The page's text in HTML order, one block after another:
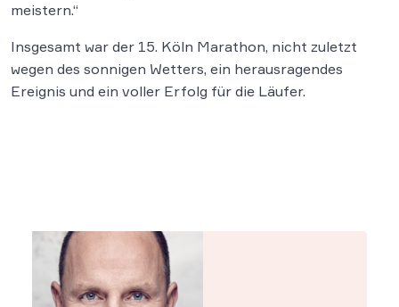
meistern.“
Insgesamt war der 15. Köln Marathon, nicht zuletzt
wegen des sonnigen Wetters, ein herausragendes
Ereignis und ein voller Erfolg für die Läufer.